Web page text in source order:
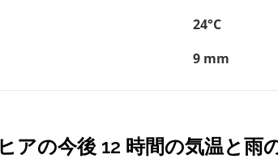
24°C
9 mm
アの今後 12 時間の気温と雨